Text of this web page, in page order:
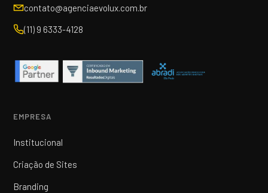
contato@agenciaevolux.com.br
(11) 9 6333-4128
EMPRESA
Institucional
Criação de Sites
Branding